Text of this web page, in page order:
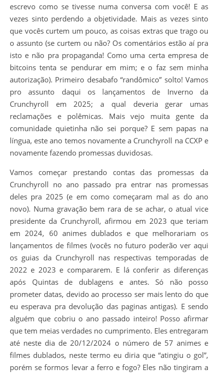
escrevo como se tivesse numa conversa com você! E as
vezes sinto perdendo a objetividade. Mais as vezes sinto
que vocês curtem um pouco, as coisas extras que trago ou
o assunto (se curtem ou não? Os comentários estão aí pra
isto e não pra propaganda! Como uma certa empresa de
bitcoins tenta se pendurar em mim; e o faz sem minha
autorização). Primeiro desabafo “randômico” solto! Vamos
pro assunto daqui os lançamentos de Inverno da
Crunchyroll em 2025; a qual deveria gerar umas
reclamações e polêmicas. Mais vejo muita gente da
comunidade quietinha não sei porque? E sem papas na
língua, este ano temos novamente a Crunchyroll na CCXP e
novamente fazendo promessas duvidosas.
Vamos começar prestando contas das promessas da
Crunchyroll no ano passado pra entrar nas promessas
deles pra 2025 (e em como começaram mal as do ano
novo). Numa gravação bem rara de se achar, o atual vice
presidente da Crunchyroll, afirmou em 2023 que teriam
em 2024, 60 animes dublados e que melhorariam os
lançamentos de filmes (vocês no futuro poderão ver aqui
os guias da Crunchyroll nas respectivas temporadas de
2022 e 2023 e compararem. E lá conferir as diferenças
após Quintas de dublagens e antes. Só não posso
prometer datas, devido ao processo ser mais lento do que
eu esperava pra devolução das paginas antigas). E sendo
alguém que cobriu o ano passado inteiro! Posso afirmar
que tem meias verdades no cumprimento. Eles entregaram
até neste dia de 20/12/2024 o número de 57 animes e
filmes dublados, neste termo eu diria que “atingiu o gol”,
porém se formos levar a ferro e fogo? Eles não tingiram a